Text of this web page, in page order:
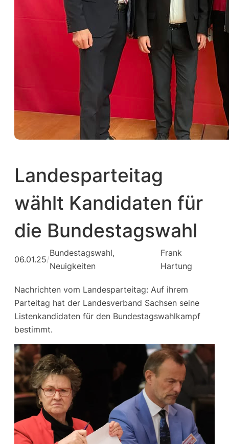
Landesparteitag
wählt Kandidaten für
die Bundestagswahl
06.01.25/
Bundestagswahl
Neuigkeiten
Frank
Hartung
Nachrichten vom Landesparteitag: Auf ihrem
Parteitag hat der Landesverband Sachsen seine
Listenkandidaten für den Bundestagswahlkampf
bestimmt.